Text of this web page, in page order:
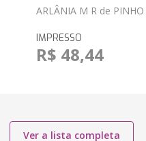
ARLÂNIA M R de PINHO
IMPRESSO
R$ 48,44
Ver a lista completa